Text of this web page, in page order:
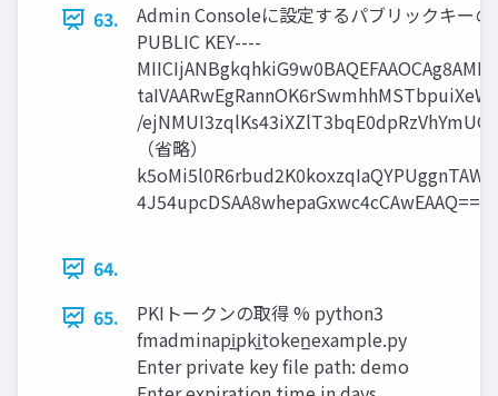
63.
Admin Consoleに設定するパブリックキー
PUBLIC KEY----
/
（省略）
4J54upcDSAA8whepaGxwc4cCAwEAAQ==
64.
65.
PKIトークンの取得 % python3
fmadminapi̲pki̲token̲example.py
Enter private key file path: demo